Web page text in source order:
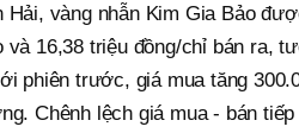
Hải, vàng nhẫn Kim Gia Bảo
và 16,38 triệu đồng/chỉ bán ra,
phiên trước, giá mua tăng
Chênh lệch giá mua - bán